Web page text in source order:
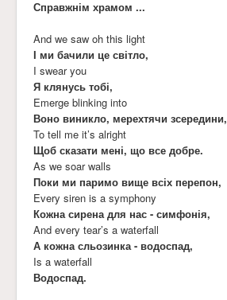
Справжнім храмом ...
And we saw oh this light
І ми бачили це світло,
I swear you
Я клянусь тобі,
Emerge blinking into
Воно виникло, мерехтячи зсередини,
To tell me it’s alright
Щоб сказати мені, що все добре.
As we soar walls
Поки ми паримо вище всіх перепон,
Every siren is a symphony
Кожна сирена для нас - симфонія,
And every tear’s a waterfall
А кожна сльозинка - водоспад,
Is a waterfall
Водоспад.